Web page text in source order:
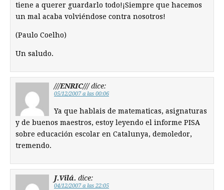
tiene a querer guardarlo todo!¡Siempre que hacemos
un mal acaba volviéndose contra nosotros!
(Paulo Coelho)
Un saludo.
///ENRIC/// dice:
05/12/2007 a las 00:06
Ya que hablais de matematicas, asignaturas
y de buenos maestros, estoy leyendo el informe PISA
sobre educación escolar en Catalunya, demoledor,
tremendo.
J.Vilá. dice:
04/12/2007 a las 22:05